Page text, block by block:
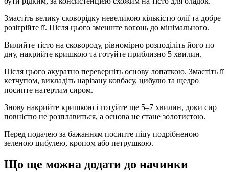
Змастіть велику сковорідку невеликою кількістю олії та добре
розігрійте її. Після цього зменште вогонь до мінімального.
Вилийте тісто на сковороду, рівномірно розподіліть його по
дну, накрийте кришкою та готуйте приблизно 5 хвилин.
Після цього акуратно переверніть основу лопаткою. Змастіть її
кетчупом, викладіть нарізану ковбасу, цибулю та щедро
посипте натертим сиром.
Знову накрийте кришкою і готуйте ще 5–7 хвилин, доки сир
повністю не розплавиться, а основа не стане золотистою.
Перед подачею за бажанням посипте піцу подрібненою
зеленою цибулею, кропом або петрушкою.
Що ще можна додати до начинки